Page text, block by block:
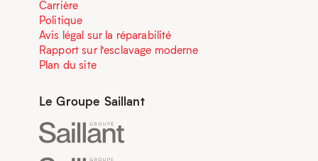
Carrière
Politique
Avis légal sur la réparabilité
Rapport sur l’esclavage moderne
Plan du site
Le Groupe Saillant